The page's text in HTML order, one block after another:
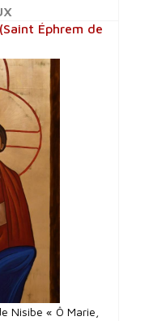
Éphrem de
Nisibe « Ô Marie,